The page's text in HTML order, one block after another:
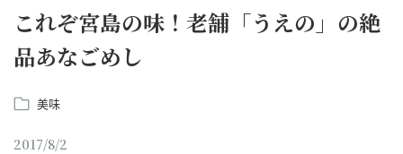
これぞ宮島の味！老舗「うえの」の絶
品あなごめし
美味
2017/8/2